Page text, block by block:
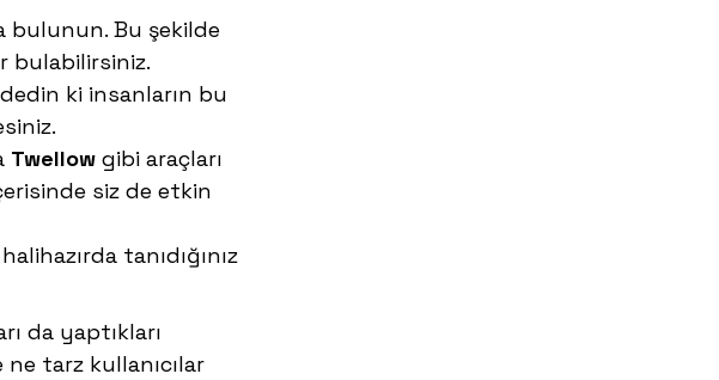
bulunun. Bu şekilde
bulabilirsiniz.
ki insanların bu
Twellow gibi araçları
siz de etkin
tanıdığınız
da yaptıkları
ne tarz kullanıcılar